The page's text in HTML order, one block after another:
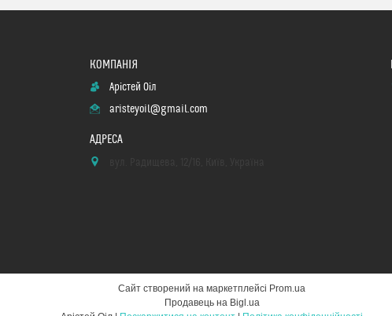
Арістей Оіл
aristeyoil@gmail.com
Сайт створений на маркетплейсі Prom.ua
Продавець на Bigl.ua